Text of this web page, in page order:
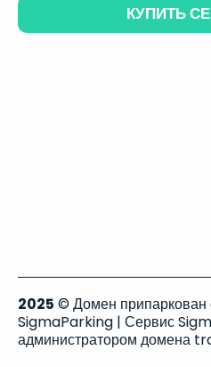
КУПИТЬ
2025 © Домен
SigmaParking | Сервис
администратором домена